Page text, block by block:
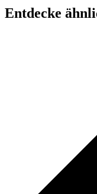
Entdecke